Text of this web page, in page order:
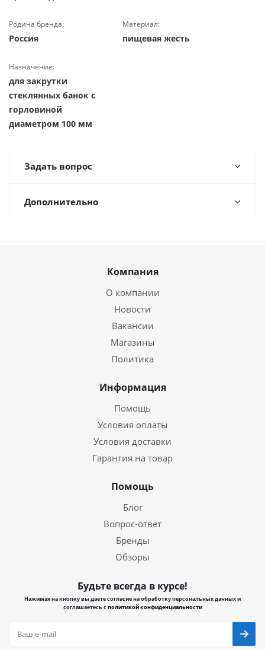
Родина бренда:
Россия
Материал:
пищевая жесть
Назначение:
для закрутки
стеклянных банок с
горловиной
диаметром 100 мм
Задать вопрос
Дополнительно
Компания
О компании
Новости
Вакансии
Магазины
Политика
Информация
Помощь
Условия оплаты
Условия доставки
Гарантия на товар
Помощь
Блог
Вопрос-ответ
Бренды
Обзоры
Будьте всегда в курсе!
Нажимая на кнопку вы даете согласие на обработку персональных данных и
соглашаетесь сполитикой конфиденциальности